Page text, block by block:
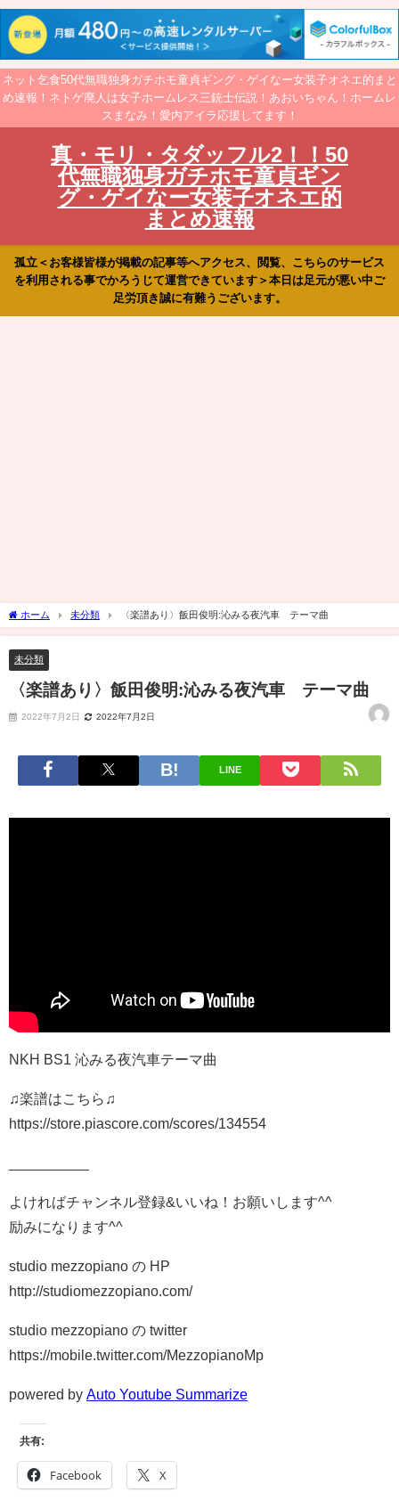
ネット乞食50代無職独身ガチホモ童貞ギング・ゲイなー女装子オネエ的まと
め速報！ネトゲ廃人は女子ホームレス三銃士伝説！あおいちゃん！ホームレ
スまなみ！愛内アイラ応援してます！
真・モリ・タダッフル2！！50
代無職独身ガチホモ童貞ギン
グ・ゲイなー女装子オネエ的
まとめ速報
孤立＜お客様皆様が掲載の記事等へアクセス、閲覧、こちらのサービス
を利用される事でかろうじて運営できています＞本日は足元が悪い中ご
足労頂き誠に有難うございます。
ホーム 未分類 〈楽譜あり〉飯田俊明:沁みる夜汽車 テーマ曲
未分類
〈楽譜あり〉飯田俊明:沁みる夜汽車 テーマ曲
2022年7月2日 2022年7月2日
LINE
NKH BS1 沁みる夜汽車テーマ曲
♫楽譜はこちら♫
https://store.piascore.com/scores/134554
よければチャンネル登録&いいね！お願いします^^
励みになります^^
studio mezzopiano の HP
http://studiomezzopiano.com/
studio mezzopiano の twitter
https://mobile.twitter.com/MezzopianoMp
powered by Auto Youtube Summarize
共有:
Facebook X